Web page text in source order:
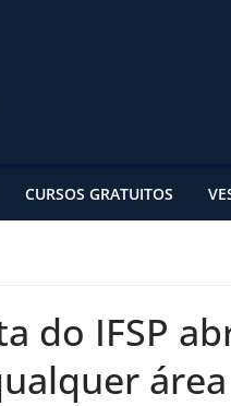
CURSOS GRATUITOS
do IFSP
área